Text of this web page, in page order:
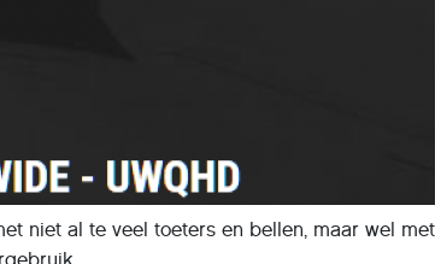
niet al te veel toeters en bellen, maar wel